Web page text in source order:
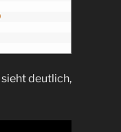
deutlich,